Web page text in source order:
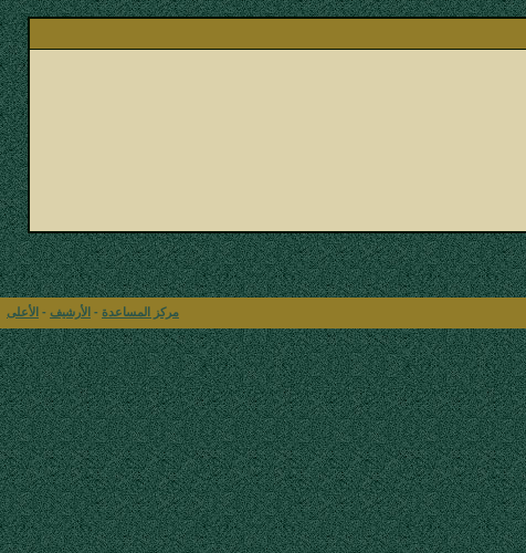
مركز المساعدة - الأرشيف - الأعلى